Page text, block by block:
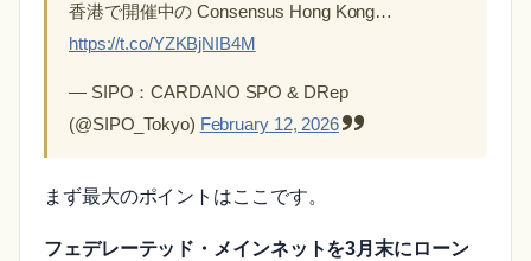
香港で開催中の Consensus Hong Kong…
https://t.co/YZKBjNIB4M
— SIPO：CARDANO SPO & DRep
(@SIPO_Tokyo) February 12, 2026
まず最大のポイントはここです。
フェデレーテッド・メインネットを3月末にローン